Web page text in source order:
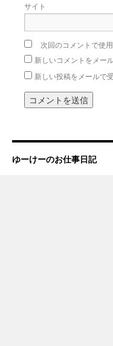
サイト
次回のコメントで使
新しいコメントをメー
新しい投稿をメールで
ゆーけーのお仕事日記